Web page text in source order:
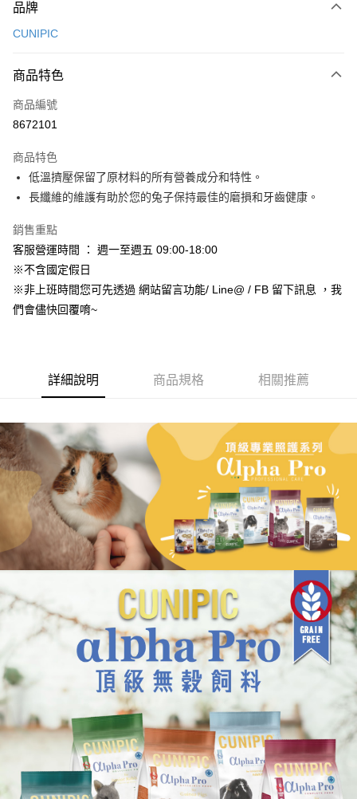
信用卡一次付款
3 期 0 利率 每期
合作金庫商業銀行
上海商業儲蓄銀行
臺灣中小企業銀行
匯豐（台灣）商業銀行
華泰商業銀行
聯邦商業銀行
遠東國際商業銀行
玉山商業銀行
台新國際商業銀行
中國信託商業銀行
台灣樂天信用卡公司
超商取貨付款
LINE Pay
Apple Pay
街口支付
Google Pay
AFTEE先享後付
相關說明
【關於「AFTEE先享後付」】
２．便利：只要手機號碼，簡訊認證，即可結帳。
３．安心：先確認商品／服務後，再付款。
１．於結帳方式選擇「AFTEE先享後付」後，將跳轉至「AFTEE先享後付」
結帳頁面，進行簡訊認證並確認金額後，即可完成結帳。
２．訂單成立數日內，您將收到繳費通知簡訊。
３．收到繳費通知簡訊後14天內，點擊此簡訊中的連結，可透過四大超商／
ATM／網路銀行／等多元方式進行付款，方視為交易完成。
※ 請注意：結帳手續完成當下不需立刻繳費，但若您需要取消訂單，請聯絡
購買商品的店家。未經商家同意取消之訂單仍視為有效，需透過AFTEE先享
後付繳納相關費用。
※ 交易是否成功請以「AFTEE先享後付 」之結帳頁面顯示為準，若有關於
是否繳費成功／繳費後需取消欲退款等相關疑問，請聯繫「AFTEE先享後付
https://netprotections.freshdesk.com/support/home
【注意事項】
１．透過由恩沛科技股份有限公司提供之「AFTEE先享後付」服務完成之交
易，需依本服務之必要範圍內提供個人資料，並將交易相關給付款項請求債
權轉讓予恩沛科技股份有限公司。
２．關於個人資料處理事宜，請瀏覽以下網址：
https://aftee.tw/terms/#terms3
３．未成年的使用者請事先徵得法定代理人或監護人之同意方可使用
「AFTEE先享後付」，若未經同意申辦者引起之損失，本公司不負相關責
任。
４．使用「AFTEE先享後付」時，將依據個別帳號之用戶狀況，依本公司即
時審查核予不同之上限額度；若仍有額度不足之情形，本公司將視審查結果
請求用戶進行身份認證。
５．嚴禁一人註冊多個帳號或使用他人資訊註冊。若發現惡意使用之情形，
恩沛科技股份有限公司將有權停止該用戶之使用額度並採取法律行動。
全家取貨付款_限重5KG
付款後全家取貨_限重5KG
每筆NT$60，滿NT$999(含以上)免運費
萊爾富取貨付款_限重10KG
每筆NT$60，滿NT$999(含以上)免運費
付款後萊爾富取貨_限重10KG
每筆NT$60，滿NT$999(含以上)免運費
7-11取貨付款_限重10KG
每筆NT$60，滿NT$999(含以上)免運費
付款後7-11取貨_限重10KG
每筆NT$60，滿NT$999(含以上)免運費
每筆NT$120，滿NT$999(含以上)免運費
中壢限定｜毛速配 14:00前下單當日到！🐶
每筆NT$120，滿NT$999(含以上)免運費
品牌
CUNIPIC
商品特色
商品編號
8672101
商品特色
低溫擠壓保留了原材料的所有營養成分和特性。
長纖維的維護有助於您的兔子保持最佳的磨損和牙齒健康。
銷售重點
客服營運時間 ： 週一至週五 09:00-18:00
※不含國定假日
※非上班時間您可先透過 網站留言功能/ Line@ / FB 留下訊息 ，我
們會儘快回覆唷~
詳細說明 商品規格 相關推薦